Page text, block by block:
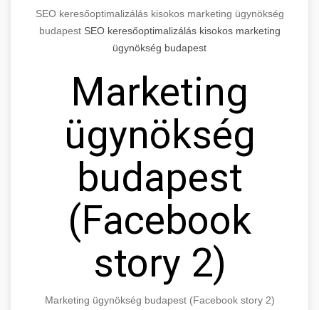
SEO keresőoptimalizálás kisokos marketing ügynökség
budapest SEO keresőoptimalizálás kisokos marketing
ügynökség budapest
Marketing
ügynökség
budapest
(Facebook
story 2)
Marketing ügynökség budapest (Facebook story 2)